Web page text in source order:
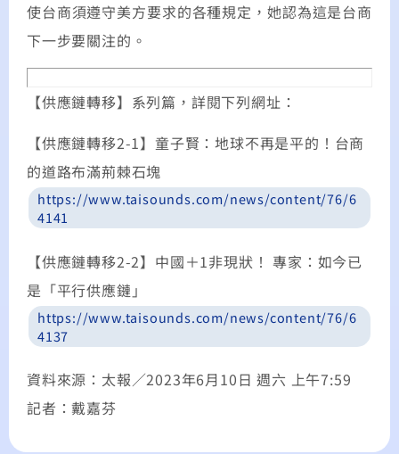
使台商須遵守美方要求的各種規定，她認為這是台商
下一步要關注的。
【供應鏈轉移】系列篇，詳閱下列網址：
【供應鏈轉移2-1】童子賢：地球不再是平的！台商
的道路布滿荊棘石塊
https://www.taisounds.com/news/content/76/6
4141
【供應鏈轉移2-2】中國＋1非現狀！ 專家：如今已
是「平行供應鏈」
https://www.taisounds.com/news/content/76/6
4137
資料來源：太報／2023年6月10日 週六 上午7:59
記者：戴嘉芬